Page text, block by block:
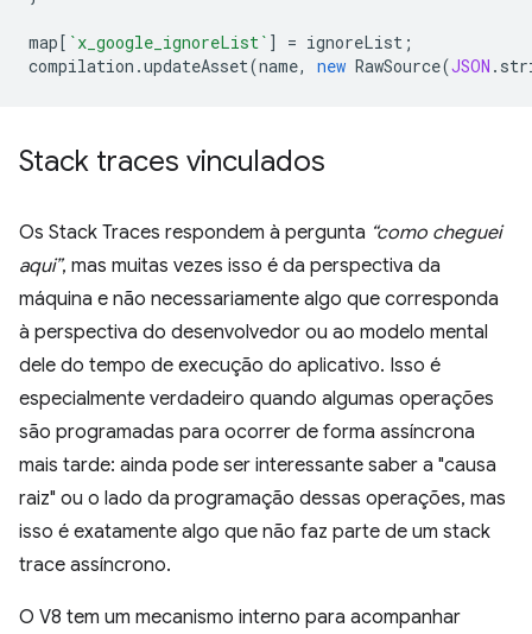
map[ `x_google_ignoreList` ] = ignoreList ;
compilation .updateAsset(name, new RawSource(JSON .
Stack traces vinculados
Os Stack Traces respondem à pergunta “como cheguei
aqui”, mas muitas vezes isso é da perspectiva da
máquina e não necessariamente algo que corresponda
à perspectiva do desenvolvedor ou ao modelo mental
dele do tempo de execução do aplicativo. Isso é
especialmente verdadeiro quando algumas operações
são programadas para ocorrer de forma assíncrona
mais tarde: ainda pode ser interessante saber a "causa
raiz" ou o lado da programação dessas operações, mas
isso é exatamente algo que não faz parte de um stack
trace assíncrono.
O V8 tem um mecanismo interno para acompanhar